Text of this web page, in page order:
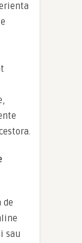
de
sau